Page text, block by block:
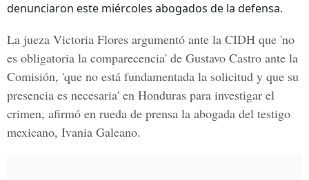
denunciaron este miércoles abogados de la defensa.
La jueza Victoria Flores argumentó ante la CIDH que 'no
es obligatoria la comparecencia' de Gustavo Castro ante la
Comisión, 'que no está fundamentada la solicitud y que su
presencia es necesaria' en Honduras para investigar el
crimen, afirmó en rueda de prensa la abogada del testigo
mexicano, Ivania Galeano.